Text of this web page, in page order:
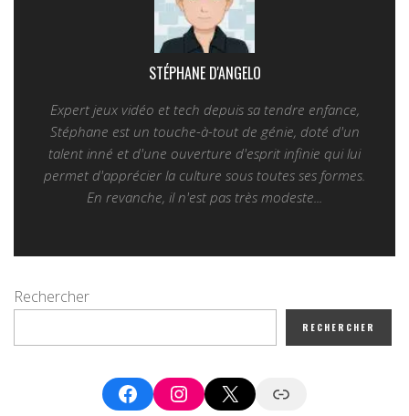
STÉPHANE D'ANGELO
Expert jeux vidéo et tech depuis sa tendre enfance,
Stéphane est un touche-à-tout de génie, doté d'un
talent inné et d'une ouverture d'esprit infinie qui lui
permet d'apprécier la culture sous toutes ses formes.
En revanche, il n'est pas très modeste...
Rechercher
RECHERCHER
FacebookInstagram
X Google News